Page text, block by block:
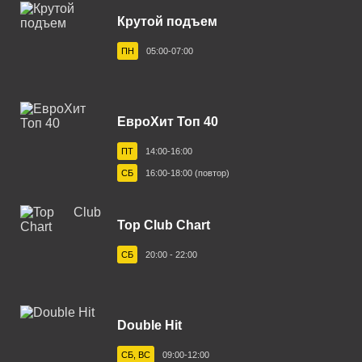
Бежецк 102.0 FM
Белгород 103.6 FM
Белово 96.3 FM
Белорецк 104.4 FM
Белореченск 91.2 FM
Бийск 102.5 FM
Биробиджан 88.3 FM
Благовещенск 105.1 FM
Большеречье 102.8 FM
Крутой подъем
ПН 05:00-07:00
ЕвроХит Топ 40
ПТ 14:00-16:00
СБ 16:00-18:00 (повтор)
Top Club Chart
СБ 20:00 - 22:00
Double Hit
СБ, ВС 09:00-12:00